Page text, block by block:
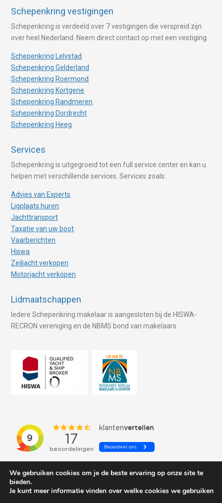
Schepenkring vestigingen
Schepenkring is verdeeld over 7 vestigingen die verspreid zijn
over heel Nederland. Neem direct contact op met een vestiging.
Schepenkring Lelystad
Schepenkring Gelderland
Schepenkring Roermond
Schepenkring Kortgene
Schepenkring Randmeren
Schepenkring Dordrecht
Schepenkring Heeg
Services
Schepenkring is uitgegroeid tot een full service center en kan u
helpen met verschillende services. Services zoals:
Advies van Experts
Ligplaats huren
Jachttransport
Taxatie van uw boot
Vaarberichten
Hiswa
Zeiljacht verkopen
Motorjacht verkopen
Lidmaatschappen
Iedere Schepenkring makelaar is aangesloten bij de HISWA-
RECRON vereniging en de NBMS bond van makelaars.
We gebruiken cookies om je de beste ervaring op onze site te
bieden.
Je kunt meer informatie vinden over welke cookies we gebruiken